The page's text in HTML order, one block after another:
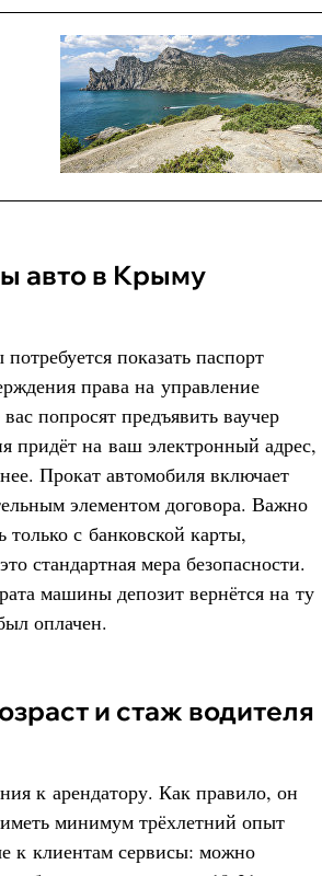
авто в Крыму
показать паспорт
права на управление
попросят предъявить ваучер
придёт на ваш электронный адрес,
Прокат автомобиля включает
элементом договора. Важно
с банковской карты,
стандартная мера безопасности.
машины депозит вернётся на ту
оплачен.
и стаж водителя
к арендатору. Как правило, он
минимум трёхлетний опыт
к клиентам сервисы: можно